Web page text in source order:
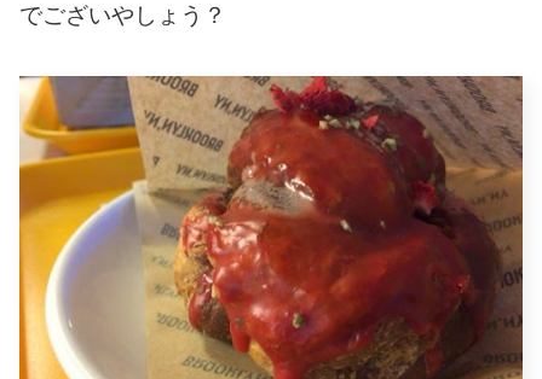
でございやしょう？